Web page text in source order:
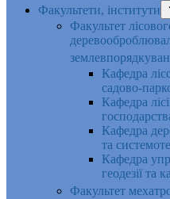
Факультети, інститути
Факультет
Кафедра
садово-
Кафедра
Кафедра
та
Кафедра
геодезії та
Факультет